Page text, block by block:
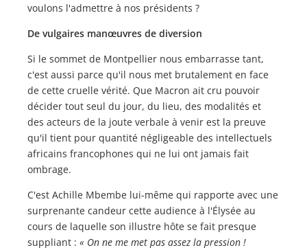
voulons l'admettre à nos présidents ?
De vulgaires manœuvres de diversion
Si le sommet de Montpellier nous embarrasse tant,
c'est aussi parce qu'il nous met brutalement en face
de cette cruelle vérité. Que Macron ait cru pouvoir
décider tout seul du jour, du lieu, des modalités et
des acteurs de la joute verbale à venir est la preuve
qu'il tient pour quantité négligeable des intellectuels
africains francophones qui ne lui ont jamais fait
ombrage.
C'est Achille Mbembe lui-même qui rapporte avec une
surprenante candeur cette audience à l'Élysée au
cours de laquelle son illustre hôte se fait presque
suppliant : « On ne me met pas assez la pression !